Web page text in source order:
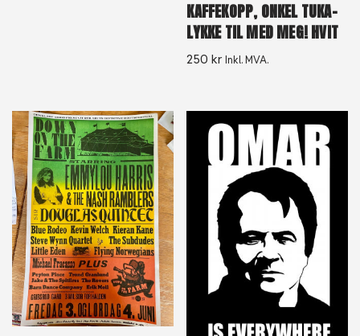
KAFFEKOPP, ONKEL TUKA-
LYKKE TIL MED MEG! HVIT
250kr Inkl. MVA.